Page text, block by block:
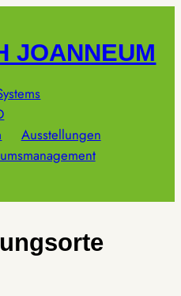
JOANNEUM
Ausstellungen